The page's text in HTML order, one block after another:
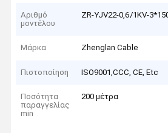
Αριθμό
μοντέλου
ZR-YJV22-0,6/1KV-
Μάρκα Zhenglan Cable
Πιστοποίηση ISO9001,CCC, CE, Etc
Ποσότητα
παραγγελίας
min
200 μέτρα